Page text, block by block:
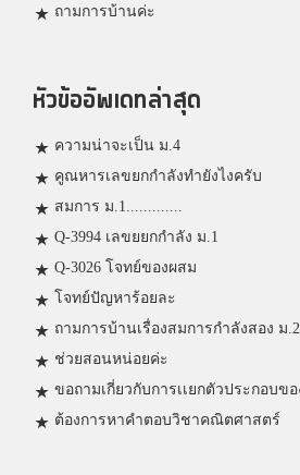
ถามการบ้านค่ะ
หัวข้ออัพเดทล่าสุด
ความน่าจะเป็น ม.4
คูณหารเลขยกกำลังทำยังไงครับ
สมการ ม.1.............
Q-3994 เลขยยกกำลัง ม.1
Q-3026 โจทย์ของผสม
โจทย์ปัญหาร้อยละ
ถามการบ้านเรื่องสมการกำลังสอง ม
ช่วยสอนหน่อยค่ะ
ขอถามเกี่ยวกับการเเยกตัวประกอบข
ต้องการหาคำตอบวิชาคณิตศาสตร์